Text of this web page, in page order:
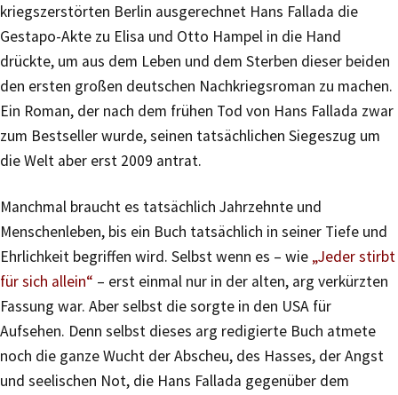
kriegszerstörten Berlin ausgerechnet Hans Fallada die
Gestapo-Akte zu Elisa und Otto Hampel in die Hand
drückte, um aus dem Leben und dem Sterben dieser beiden
den ersten großen deutschen Nachkriegsroman zu machen.
Ein Roman, der nach dem frühen Tod von Hans Fallada zwar
zum Bestseller wurde, seinen tatsächlichen Siegeszug um
die Welt aber erst 2009 antrat.
Manchmal braucht es tatsächlich Jahrzehnte und
Menschenleben, bis ein Buch tatsächlich in seiner Tiefe und
Ehrlichkeit begriffen wird. Selbst wenn es – wie „Jeder stirbt
für sich allein“ – erst einmal nur in der alten, arg verkürzten
Fassung war. Aber selbst die sorgte in den USA für
Aufsehen. Denn selbst dieses arg redigierte Buch atmete
noch die ganze Wucht der Abscheu, des Hasses, der Angst
und seelischen Not, die Hans Fallada gegenüber dem